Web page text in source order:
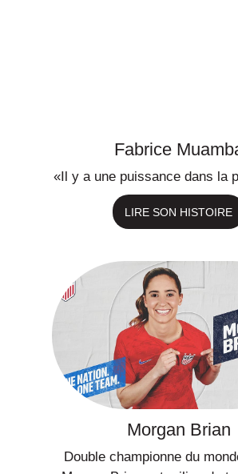
Fabrice
«Il y a une puissance dans la
Morgan Brian
Double championne du